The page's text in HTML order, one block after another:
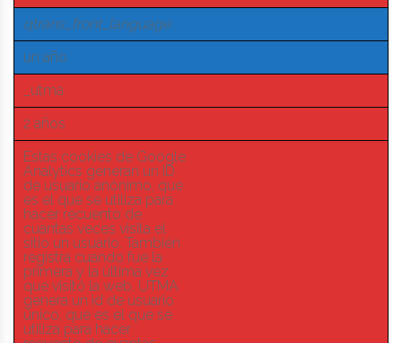
qtrans_front_language
un año
_utma
2 años
Estas cookies de Google
Analytics generan un ID
de usuario anónimo, que
es el que se utiliza para
hacer recuento de
cuantas veces visita el
sitio un usuario. También
registra cuando fue la
primera y la última vez
que visitó la web. UTMA
genera un id de usuario
único, que es el que se
utiliza para hacer